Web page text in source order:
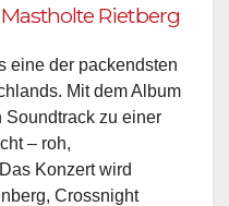
Rietberg
eine der packendsten
Mit dem Album
Soundtrack zu einer
– roh,
Konzert wird
Crossnight